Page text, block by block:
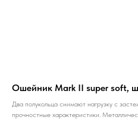
Ошейник Mark II super soft,
Два полукольца снимают нагрузку с
прочностные характеристики.